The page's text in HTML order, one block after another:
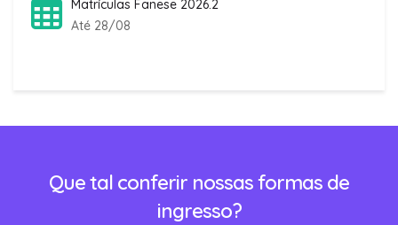
Matrículas Fanese 2026.2
Até 28/08
Que tal conferir nossas formas de
ingresso?